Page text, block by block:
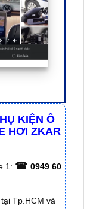
HƠI ZKAR
1:☎ 0949 60
Tp.HCM và
phí, hàng hóa